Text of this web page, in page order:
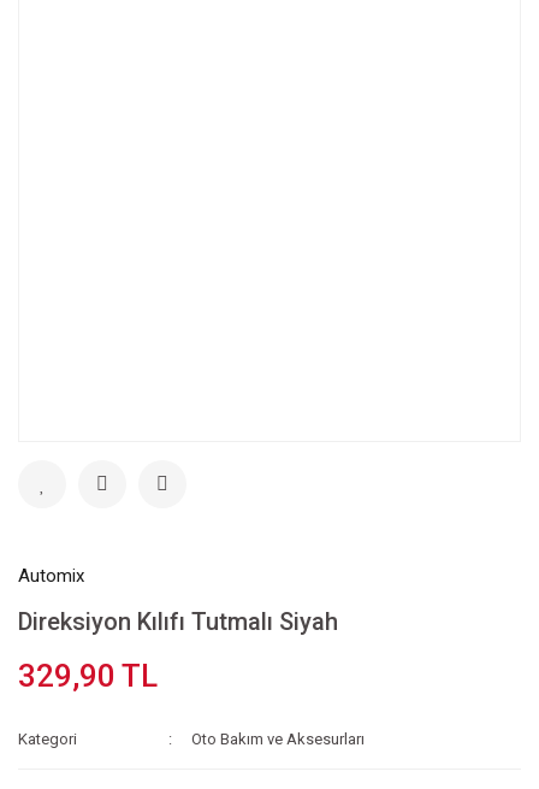
Automix
Direksiyon Kılıfı Tutmalı Siyah
329,90 TL
Kategori Oto Bakım ve Aksesurları